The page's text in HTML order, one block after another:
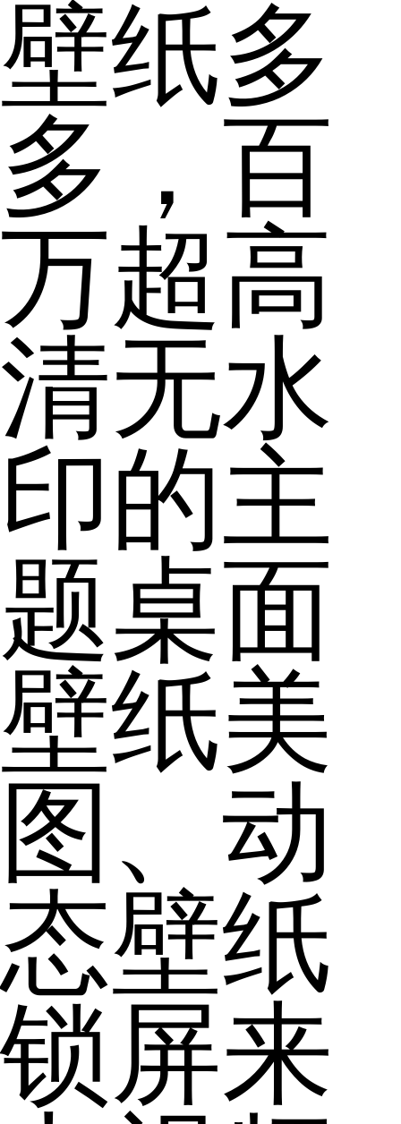
壁纸多
多，百
万超高
清无水
印的主
题桌面
壁纸美
图、动
态壁纸
锁屏来